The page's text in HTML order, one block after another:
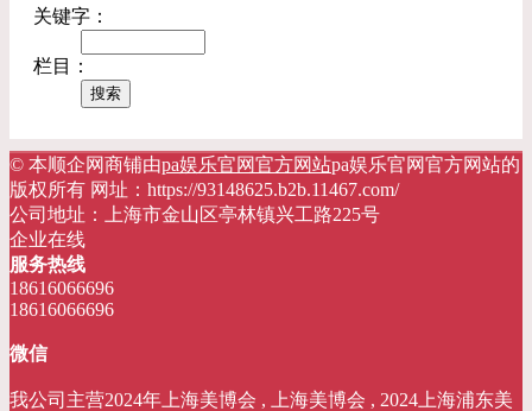
关键字：
栏目：
© 本顺企网商铺由pa娱乐官网官方网站pa娱乐官网官方网站的
版权所有 网址：https://93148625.b2b.11467.com/
公司地址：上海市金山区亭林镇兴工路225号
企业在线
服务热线
18616066696
18616066696
微信
我公司主营2024年上海美博会 , 上海美博会 , 2024上海浦东美